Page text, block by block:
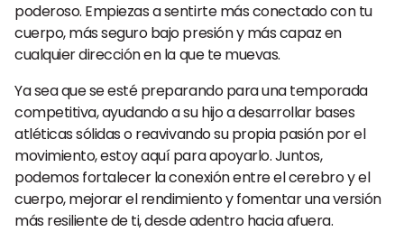
poderoso. Empiezas a sentirte más conectado con tu
cuerpo, más seguro bajo presión y más capaz en
cualquier dirección en la que te muevas.
Ya sea que se esté preparando para una temporada
competitiva, ayudando a su hijo a desarrollar bases
atléticas sólidas o reavivando su propia pasión por el
movimiento, estoy aquí para apoyarlo. Juntos,
podemos fortalecer la conexión entre el cerebro y el
cuerpo, mejorar el rendimiento y fomentar una versión
más resiliente de ti, desde adentro hacia afuera.